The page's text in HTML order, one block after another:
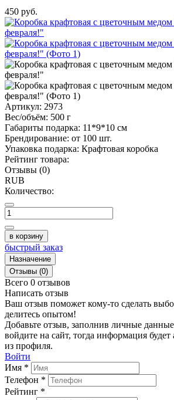
450 руб.
Артикул: 2973
Вес/объём: 500 г
Габариты подарка: 11*9*10 см
Брендирование: от 100 шт.
Упаковка подарка: Крафтовая коробка
Рейтинг товара:
Отзывы (0)
RUB
Количество:
в корзину
быстрый заказ
Назначение
Отзывы (0)
Всего 0 отзывов
Написать отзыв
Ваш отзыв поможет кому-то сделать
делитесь опытом!
Добавьте отзыв, заполнив личные
войдите на сайт, тогда информация будет
из профиля.
Войти
Имя *
Телефон *
Рейтинг *